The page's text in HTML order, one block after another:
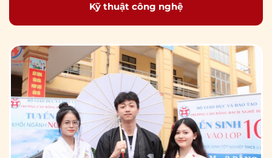
Kỹ thuật công nghệ